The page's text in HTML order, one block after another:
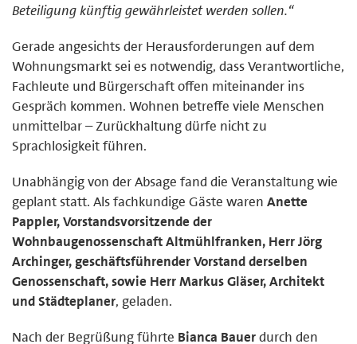
Beteiligung künftig gewährleistet werden sollen.“
Gerade angesichts der Herausforderungen auf dem
Wohnungsmarkt sei es notwendig, dass Verantwortliche,
Fachleute und Bürgerschaft offen miteinander ins
Gespräch kommen. Wohnen betreffe viele Menschen
unmittelbar – Zurückhaltung dürfe nicht zu
Sprachlosigkeit führen.
Unabhängig von der Absage fand die Veranstaltung wie
geplant statt. Als fachkundige Gäste waren Anette
Pappler, Vorstandsvorsitzende der
Wohnbaugenossenschaft Altmühlfranken, Herr Jörg
Archinger, geschäftsführender Vorstand derselben
Genossenschaft, sowie Herr Markus Gläser, Architekt
und Städteplaner, geladen.
Nach der Begrüßung führte Bianca Bauerdurch den